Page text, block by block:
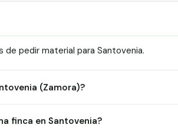
pedir material para Santovenia.
(Zamora)?
finca en Santovenia?